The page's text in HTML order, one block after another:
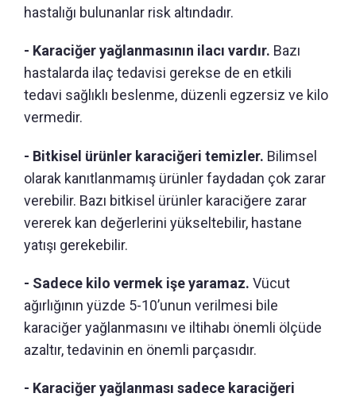
hastalığı bulunanlar risk altındadır.
- Karaciğer yağlanmasının ilacı vardır. Bazı
hastalarda ilaç tedavisi gerekse de en etkili
tedavi sağlıklı beslenme, düzenli egzersiz ve kilo
vermedir.
- Bitkisel ürünler karaciğeri temizler. Bilimsel
olarak kanıtlanmamış ürünler faydadan çok zarar
verebilir. Bazı bitkisel ürünler karaciğere zarar
vererek kan değerlerini yükseltebilir, hastane
yatışı gerekebilir.
- Sadece kilo vermek işe yaramaz. Vücut
ağırlığının yüzde 5-10’unun verilmesi bile
karaciğer yağlanmasını ve iltihabı önemli ölçüde
azaltır, tedavinin en önemli parçasıdır.
- Karaciğer yağlanması sadece karaciğeri